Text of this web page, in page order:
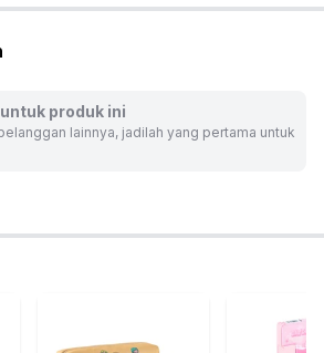
PAPER PENCASE ASSORTED 0000-
produk ini
lainnya, jadilah yang pertama untuk